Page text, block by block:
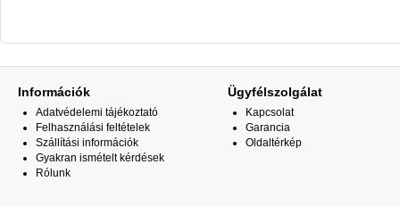
Információk
Adatvédelemi tájékoztató
Felhasználási feltételek
Szállítási információk
Gyakran ismételt kérdések
Rólunk
Ügyfélszolgálat
Kapcsolat
Garancia
Oldaltérkép